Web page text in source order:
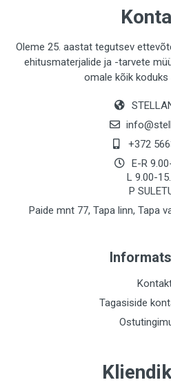
Oleme 25. aastat tegutsev
ehitusmaterjalide ja -tarvete
omale kõik koduks
+372
E-R
L 9.00-
P
Paide mnt 77, Tapa linn, Tapa
Tagasiside